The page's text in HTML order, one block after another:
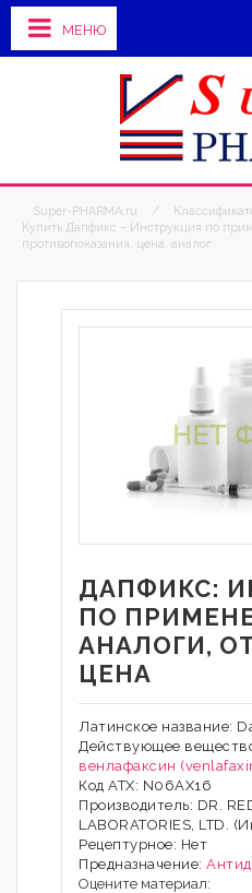
МЕНЮ
Super-PHARMA.ru /
Купить Дапфикс – Инструкция по
противопоказания, цена, аналог
ДАПФИКС:
ПО
АНАЛОГИ,
ЦЕНА
Латинское название:
Действующее
венлафаксин
Код АТХ: N06AX16
Производитель: DR.
LABORATORIES, LTD.
Рецептурное: Нет
Предназначение:
Оцените материал: